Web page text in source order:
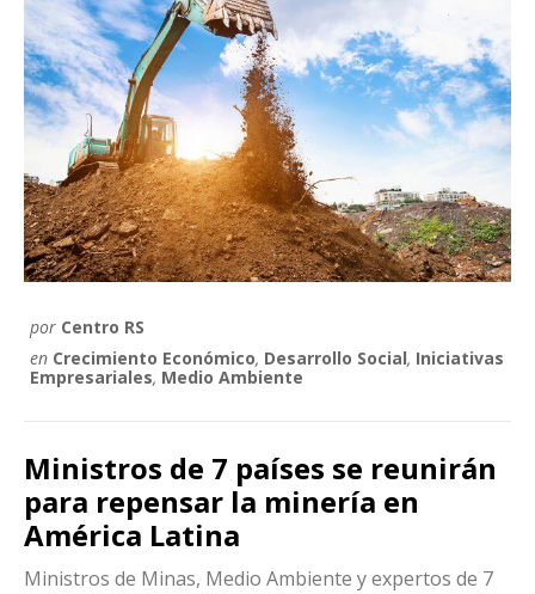
por Centro RS
en Crecimiento Económico, Desarrollo Social, Iniciativas
Empresariales, Medio Ambiente
Ministros de 7 países se reunirán
para repensar la minería en
América Latina
Ministros de Minas, Medio Ambiente y expertos de 7